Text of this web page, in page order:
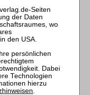
zum Download